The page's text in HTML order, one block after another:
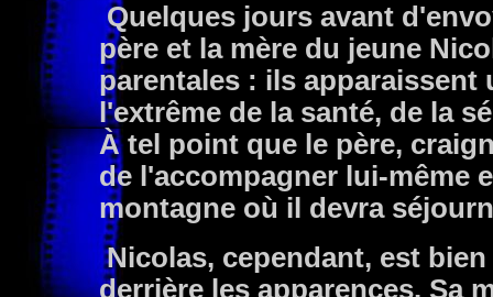
Quelques jours avant
père et la mère du jeune
parentales : ils
l'extrême de la santé, de la
À tel point que le père,
de l'accompagner lui-même
montagne où il devra
Nicolas, cependant, est
derrière les apparences. Sa